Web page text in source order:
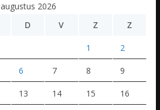
augustus 2026
D V Z Z
1 2
6 7 8 9
13 14 15 16